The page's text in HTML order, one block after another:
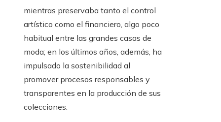
mientras preservaba tanto el control
artístico como el financiero, algo poco
habitual entre las grandes casas de
moda; en los últimos años, además, ha
impulsado la sostenibilidad al
promover procesos responsables y
transparentes en la producción de sus
colecciones.